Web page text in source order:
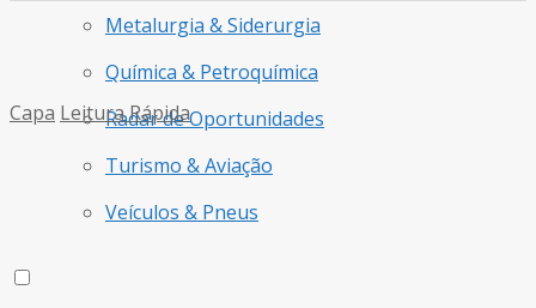
Metalurgia & Siderurgia
Química & Petroquímica
Radar de Oportunidades
Turismo & Aviação
Veículos & Pneus
Capa Leitura Rápida